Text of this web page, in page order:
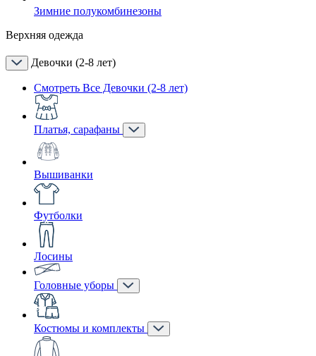
Зимние полукомбинезоны
Верхняя одежда
Девочки (2-8 лет)
Смотреть Все Девочки (2-8 лет)
Платья, сарафаны
Вышиванки
Футболки
Лосины
Головные уборы
Костюмы и комплекты